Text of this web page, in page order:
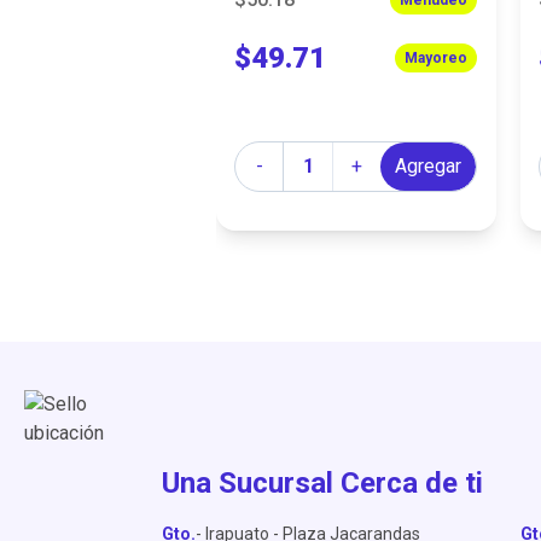
$49.71 Mayoreo
-
Cantidad + Agregar
Una Sucursal Cerca de ti
Gto.- Irapuato - Plaza Jacarandas